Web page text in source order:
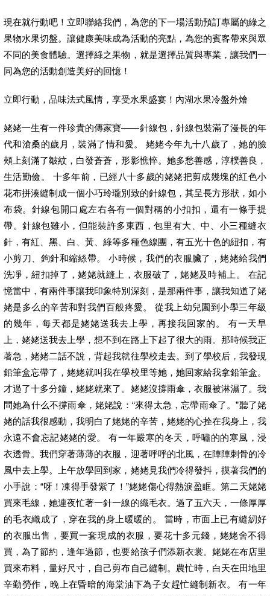
現在就行動吧！立即聯絡我們，為您的下一場活動預訂專屬的綠之
果物水果切盤。讓健康美味成為活動的亮點，為您的賓客帶來與眾
不同的美食體驗。選擇綠之果物，就是選擇品質與專業，讓我們一
同為您的活動創造美好的回憶！
立即行動，品味法式風情，享受水果盛宴！內湖水果冷盤外燴
姥姥一生有一件珍貴的傳家寶——針線包，針線包裝滿了漫長的年
代和滄桑的歲月，裝滿了情和愛。 姥姥今年九十八歲了，她的臉
頰上刻滿了皺紋，白發蒼蒼，形影憔悴。她多愁善感，淳樸善良，
生活勤儉。 十多年前，已經八十多歲的姥姥把剪成幾塊的紅色小
花布拼湊縫制成一個小巧玲瓏別致的針線包，其呈長方形狀，如小
布袋。針線包開口處左右各有一個對稱的小扣扣，還有一條手提
帶。針線包雖小，但能裝許多東西，包里有大、中、小三種縫衣
針，有紅、黑、白、黃、綠等多種色線團，有五光十色的紐扣，有
小剪刀、鉤針和縮絲帶。 小時候，我們的衣服臟了，姥姥給我們
洗凈，紐扣掉了，姥姥就縫上，衣服破了，姥姥及時補上。 在記
憶當中，有兩件事讓我印象特別深刻，是那兩件事，讓我知道了姥
姥是多么的辛苦和對我們百般疼愛。 從我上幼兒園到小學三年級
的幾年，每天都是姥姥送我去上學，再接我回家的。 有一天早
上，姥姥送我去上學，想不到在路上下起了很大的雨。那時候我正
著急，姥姥二話不說，背起我就往學校走去。到了學校后，我發現
鉛筆盒忘帶了，姥姥就叫我在學校里等她，她回家給我拿鉛筆盒。
才過了十多分鐘，姥姥就來了。姥姥沒撐雨傘，衣服被淋濕了。我
問她為什么不撐雨傘，姥姥說：“來得太急，忘帶雨傘了。”聽了姥
姥的話我很感動，我明白了姥姥的辛苦，姥姥的心拴在我身上，我
永遠不會忘記姥姥的愛。 有一年嚴寒的冬天，呼嘯的的寒風，浸
衣透骨。我們穿著薄薄的衣服，迎著呼呼的北風，在陣陣刺骨的冷
風中去上學。上午放學回到家，姥姥見我們冷得發抖，摸著我們的
小手說：“呀！凍得手發紫了！”姥姥傷心得熱淚盈眶。第二天姥姥
買來毛線，她連夜忙著一針一線的織毛衣。過了五六天，一條厚厚
的毛衣織成了，穿在我的身上暖暖的。 當時，市面上已有縫紉好
的衣服出售，要買一套現成的衣服，要花十多元錢，姥姥舍不得
買，為了節約，逢年過節，也要給孩子們添新衣裳。姥姥在布店里
買來布料，量好尺寸，自己剪布自己縫制。農忙時，白天在田地里
辛勤勞作，晚上在昏暗的海棠油下為子女趕忙縫制新衣。 有一年